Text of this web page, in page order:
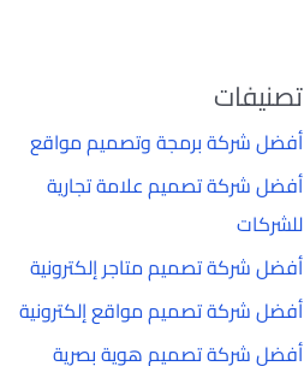
تصنيفات
أفضل شركة برمجة وتصميم مواقع
أفضل شركة تصميم علامة تجارية
للشركات
أفضل شركة تصميم متاجر إلكترونية
أفضل شركة تصميم مواقع إلكترونية
أفضل شركة تصميم هوية بصرية